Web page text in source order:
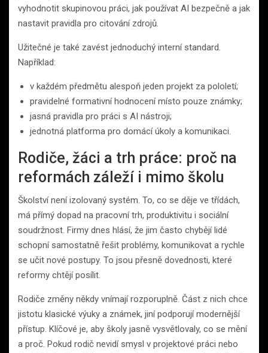
vyhodnotit skupinovou práci, jak používat AI bezpečně a jak
nastavit pravidla pro citování zdrojů.
Užitečné je také zavést jednoduchý interní standard.
Například:
v každém předmětu alespoň jeden projekt za pololetí;
pravidelné formativní hodnocení místo pouze známky;
jasná pravidla pro práci s AI nástroji;
jednotná platforma pro domácí úkoly a komunikaci.
Rodiče, žáci a trh práce: proč na
reformách záleží i mimo školu
Školství není izolovaný systém. To, co se děje ve třídách,
má přímý dopad na pracovní trh, produktivitu i sociální
soudržnost. Firmy dnes hlásí, že jim často chybějí lidé
schopní samostatně řešit problémy, komunikovat a rychle
se učit nové postupy. To jsou přesně dovednosti, které
reformy chtějí posílit.
Rodiče změny někdy vnímají rozporuplně. Část z nich chce
jistotu klasické výuky a známek, jiní podporují modernější
přístup. Klíčové je, aby školy jasně vysvětlovaly, co se mění
a proč. Pokud rodič nevidí smysl v projektové práci nebo